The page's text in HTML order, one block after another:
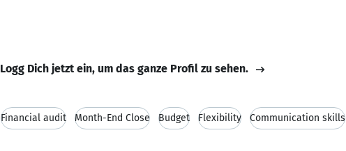
Logg Dich jetzt ein, um das ganze Profil zu sehen.
Financial audit Month-End Close Budget Flexibility Communication skills